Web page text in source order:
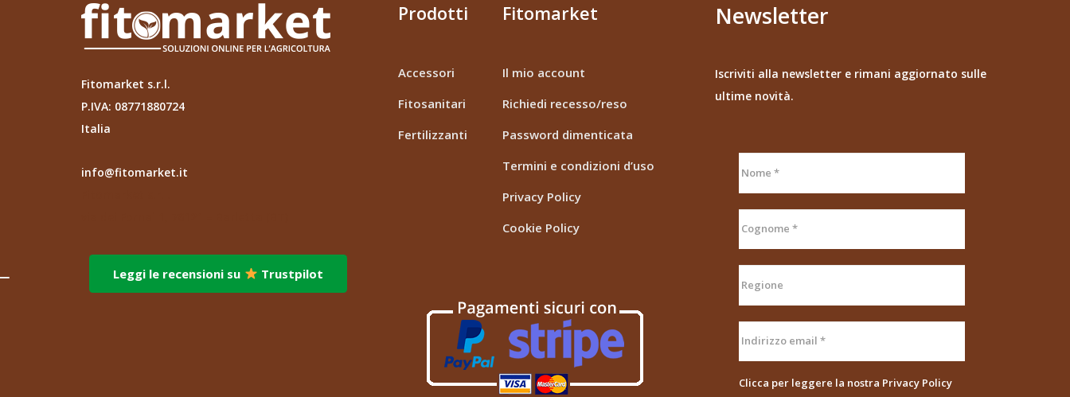
Fitomarket s.r.l.
P.IVA: 08771880724
Italia
info@fitomarket.it
Leggi le recensioni su Trustpilot
Prodotti
Accessori
Fitosanitari
Fertilizzanti
Fitomarket
Il mio account
Richiedi recesso/reso
Password dimenticata
Termini e condizioni d’uso
Privacy Policy
Cookie Policy
Newsletter
Iscriviti alla newsletter e rimani aggiornato sulle
ultime novità.
Clicca per leggere la nostra Privacy Policy